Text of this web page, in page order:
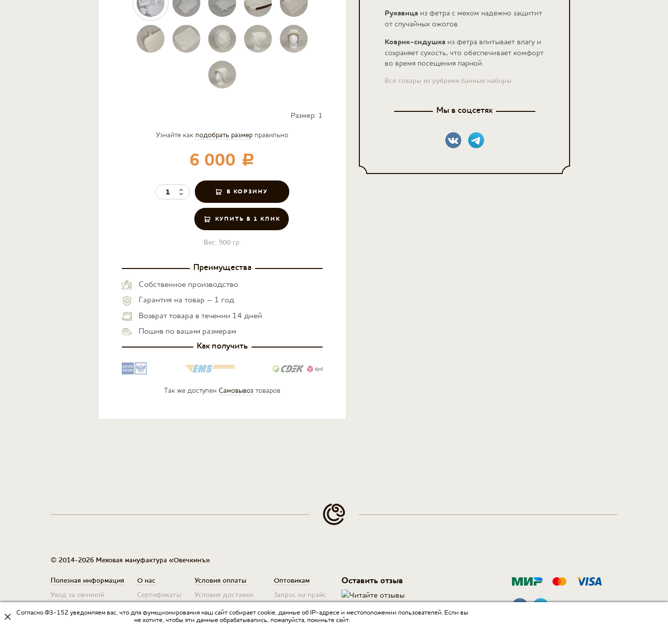
Узнайте как подобрать размер правильно
6 000 c
КУПИТЬ В 1 КЛИК
Размер: 1
Вес: 900 гр.
Преимущества
Собственное производство
Гарантия на товар – 1 год
Возврат товара в течении 14 дней
Пошив по вашим размерам
Как получить
Так же доступен Самовывоз товаров
Рукавица из фетра с мехом надежно защитит
от случайных ожогов.
Коврик-сидушка из фетра впитывает влагу и
сохраняет сухость, что обеспечивает комфорт
во время посещения парной.
Все товары из рубрики банные наборы
Мы в соцсетях
© 2014-2026 Меховая мануфактура «Овечкинъ»
Полезная информация
Уход за овчиной
Таблица размеров
О нас
Сертификаты
Контакты
Условия оплаты
Условия доставки
Оплата для юр. лиц
Оптовикам
Запрос на прайс
Оставить отзыв
Согласно ФЗ-152 уведомляем вас, что для функционирования наш сайт собирает cookie, данные об IP-адресе и местоположении пользователей. Если вы
не хотите, чтобы эти данные обрабатывались, пожалуйста, покиньте сайт.